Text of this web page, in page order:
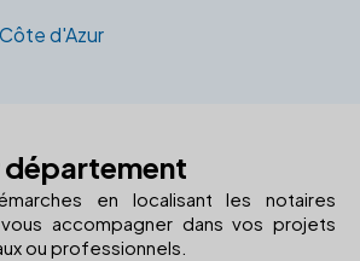
d'Azur
en localisant les notaires
accompagner dans vos projets
ou professionnels.